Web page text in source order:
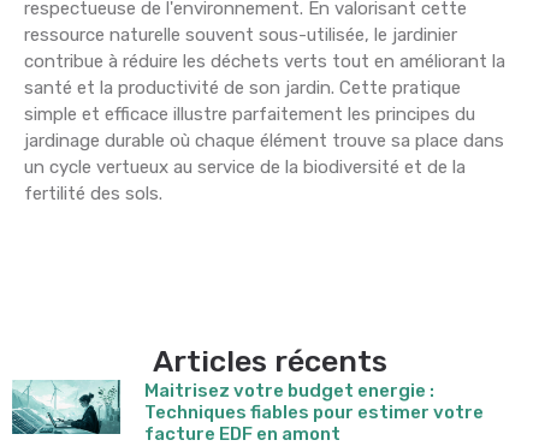
respectueuse de l'environnement. En valorisant cette
ressource naturelle souvent sous-utilisée, le jardinier
contribue à réduire les déchets verts tout en améliorant la
santé et la productivité de son jardin. Cette pratique
simple et efficace illustre parfaitement les principes du
jardinage durable où chaque élément trouve sa place dans
un cycle vertueux au service de la biodiversité et de la
fertilité des sols.
Articles récents
Maitrisez votre budget energie :
Techniques fiables pour estimer votre
facture EDF en amont